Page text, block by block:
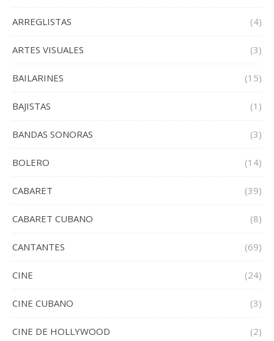
ARREGLISTAS (4)
ARTES VISUALES (3)
BAILARINES (15)
BAJISTAS (1)
BANDAS SONORAS (3)
BOLERO (14)
CABARET (39)
CABARET CUBANO (8)
CANTANTES (69)
CINE (24)
CINE CUBANO (3)
CINE DE HOLLYWOOD (2)